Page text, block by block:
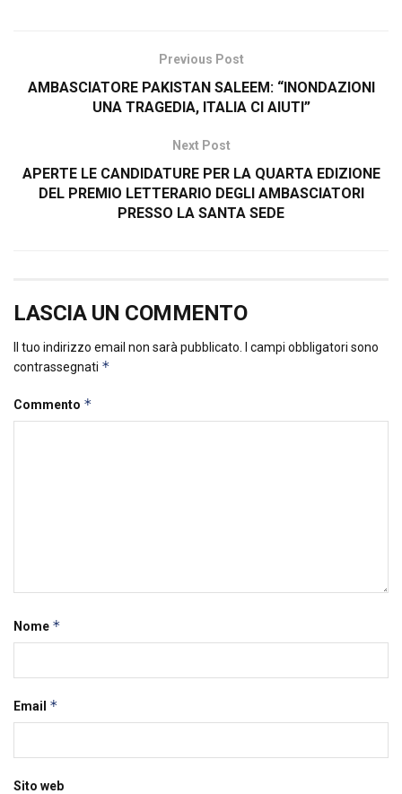
Previous Post
AMBASCIATORE PAKISTAN SALEEM: “INONDAZIONI
UNA TRAGEDIA, ITALIA CI AIUTI”
Next Post
APERTE LE CANDIDATURE PER LA QUARTA EDIZIONE
DEL PREMIO LETTERARIO DEGLI AMBASCIATORI
PRESSO LA SANTA SEDE
LASCIA UN COMMENTO
Il tuo indirizzo email non sarà pubblicato.
I campi obbligatori sono
contrassegnati *
Commento *
Nome *
Email *
Sito web